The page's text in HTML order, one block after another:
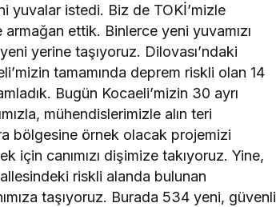
yuvalar istedi. Biz de TOKİ’mizle
ettik. Binlerce yeni yuvamızı
yerine taşıyoruz. Dilovası’ndaki
tamamında deprem riskli olan 14
Bugün Kocaeli’mizin 30 ayrı
mühendislerimizle alın teri
bölgesine örnek olacak projemizi
için canımızı dişimize takıyoruz. Yine,
riskli alanda bulunan
taşıyoruz. Burada 534 yeni, güvenli